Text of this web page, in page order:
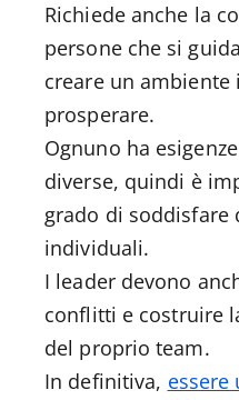
Richiede anche la
persone che si
creare un ambiente
prosperare.
Ognuno ha
diverse, quindi è
grado di soddisfare
individuali.
I leader devono
conflitti e costruire
del proprio team.
In definitiva, essere